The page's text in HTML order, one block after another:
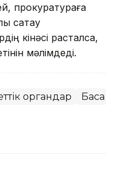
прокуратураға
сақтау
кінәсі расталса,
мәлімдеді.
органдар Басқа